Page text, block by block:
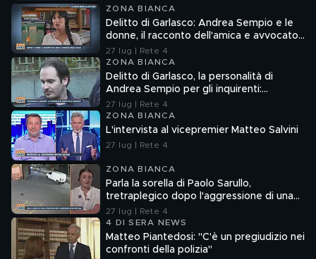
ZONA BIANCA
Delitto di Garlasco: Andrea Sempio e le
donne, il racconto dell'amica e avvocato
Angela Taccia
27 lug | Rete 4
ZONA BIANCA
Delitto di Garlasco, la personalità di
Andrea Sempio per gli inquirenti:
"Ossessionato e bugiardo"
27 lug | Rete 4
ZONA BIANCA
L'intervista al vicepremier Matteo Salvini
27 lug | Rete 4
ZONA BIANCA
Parla la sorella di Paolo Sarullo,
tretraplegico dopo l'aggressione di una
baby gang
27 lug | Rete 4
4 DI SERA NEWS
Matteo Piantedosi: "C'è un pregiudizio nei
confronti della polizia"